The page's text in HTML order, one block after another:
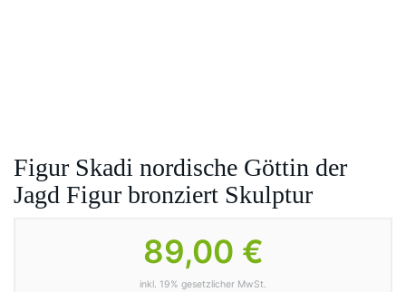
Figur Skadi nordische Göttin der
Jagd Figur bronziert Skulptur
89,00 €
inkl. 19% gesetzlicher MwSt.